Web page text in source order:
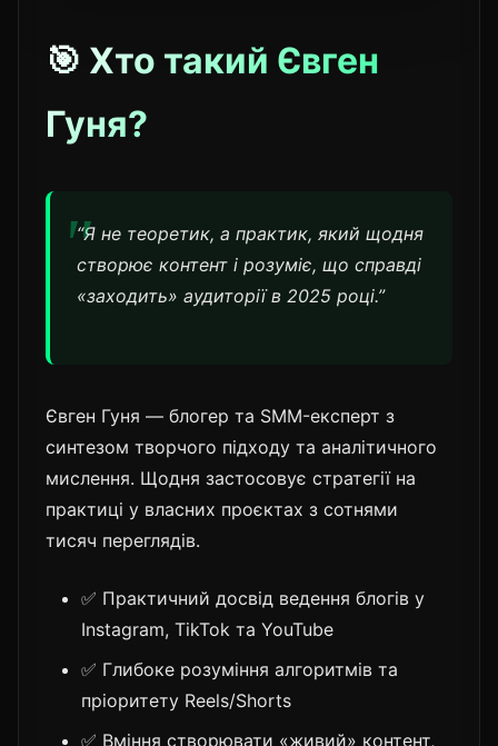
🎯 Хто такий Євген
Гуня?
“Я не теоретик, а практик, який щодня
створює контент і розуміє, що справді
«заходить» аудиторії в 2025 році.”
Євген Гуня — блогер та SMM-експерт з
синтезом творчого підходу та аналітичного
мислення. Щодня застосовує стратегії на
практиці у власних проєктах з сотнями
тисяч переглядів.
✅ Практичний досвід ведення блогів у
Instagram, TikTok та YouTube
✅ Глибоке розуміння алгоритмів та
пріоритету Reels/Shorts
✅ Вміння створювати «живий» контент,